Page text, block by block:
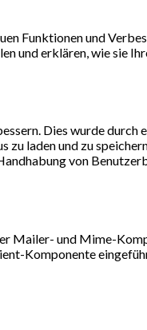
Funktionen und
und erklären, wie sie
Dies wurde durch
laden und zu
von
Mailer- und Mime-
Komponente